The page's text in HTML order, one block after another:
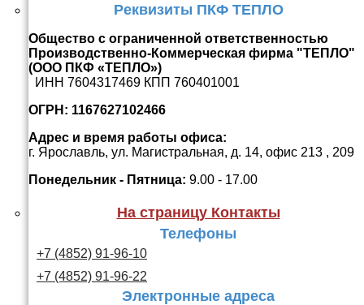
Реквизиты ПКФ ТЕПЛО
Общество с ограниченной ответственностью
Производственно-Коммерческая фирма "ТЕПЛО"
(ООО ПКФ «ТЕПЛО»)
ИНН 7604317469 КПП 760401001
ОГРН: 1167627102466
Адрес и время работы офиса:
г. Ярославль, ул. Магистральная, д. 14, офис 213 , 209
Понедельник - Пятница: 9.00 - 17.00
На страницу Контакты
Телефоны
+7 (4852) 91-96-10
+7 (4852) 91-96-22
Электронные адреса